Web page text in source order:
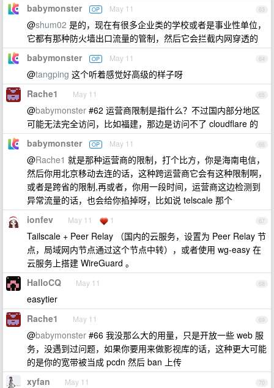
63
babymonster OP May 11
@shum02 是的，现在有很多企业类的学校或者是事业性单位，
它都有那种防火墙出口流量的管制，然后它会拦截内网穿透的
64
babymonster OP May 11
@tangping 这个听着感觉好高级的样子呀
65
Rache1 May 11
@babymonster #62 运营商限制是指什么？不过国内部分地区
可能无法完全访问，比如福建，那边是访问不了 cloudflare 的
66
babymonster OP May 11
@Rache1 就是那种运营商的限制，打个比方，你是海南电信，
然后你用北京移动去连的话，这种跨运营商它会有这种限制啊，
或者是跨省的限制,再或者，你用一段时间，运营商这边检测到
异常流量的话，也会给你掐掉呀，比如说 telscale 那个
67
ionfev May 11 1
Tailscale + Peer Relay （国内的云服务，设置为 Peer Relay 节
点，局域网内节点通过这个节点中转），或者使用 wg-easy 在
云服务上搭建 WireGuard 。
68
HalloCQ May 11
easytier
69
Rache1 May 11
@babymonster #66 我没那么大的用量，只是开放一些 web 服
务，没遇到过问题，如果你要用来做影视库的话，这种更大可能
的是你的宽带被当成 pcdn 然后 ban 上传
70
xyfan May 11